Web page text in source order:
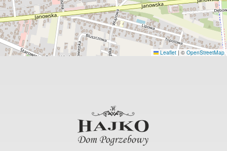
Leaflet | © OpenStreetMap